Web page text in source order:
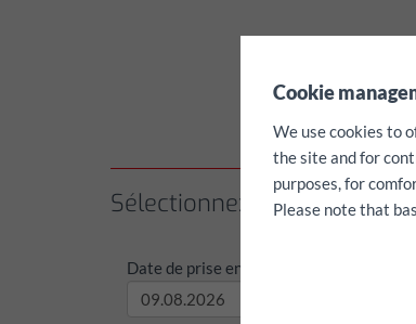
Sélectionnez la période
Date de prise en charge:
Cookie
We use cookies to
the site and for
purposes, for
Please note that